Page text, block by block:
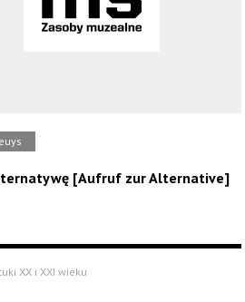
[Aufruf zur Alternative]
XX i XXI wieku